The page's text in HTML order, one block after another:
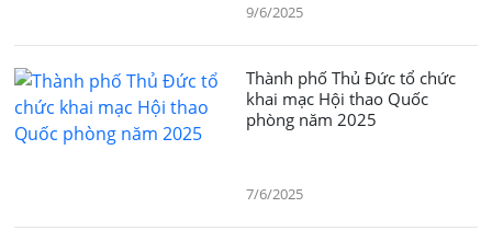
9/6/2025
Thành phố Thủ Đức tổ chức
khai mạc Hội thao Quốc
phòng năm 2025
7/6/2025